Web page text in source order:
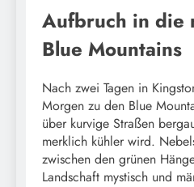
Aufbruch in die
Blue Mountains
Nach zwei Tagen in
Morgen zu den Blue
über kurvige Straßen
merklich kühler wird.
zwischen den grünen
Landschaft mystisch und